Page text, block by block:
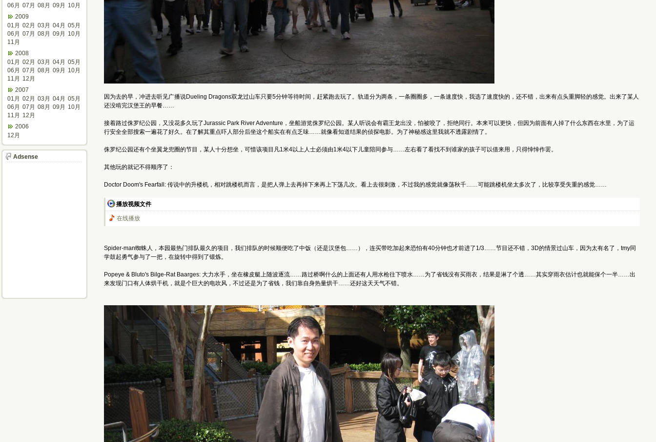
因为去的早，冲进去听见广播说Dueling Dragons双龙过山车只要5分钟等待时间，赶紧跑去玩了。轨道分为两条，一条圈圈多，一条速度快，我选了速度快的，还不错，出来有点头重脚轻的感觉。出来了某人
还没啃完汉堡王的早餐……
接着路过侏罗纪公园，又没花多久玩了Jurassic Park River Adventure，坐船游览侏罗纪公园。某人听说会有霸王龙出没，怕被咬了，拒绝同行。本来可以更快，但因为前面有人掉了什么东西在水里，为了运
行安全全部搜索一遍花了好久。在了解其重点吓人部分后坐这个船实在有点乏味……就像看知道结果的侦探电影。为了神秘感这里我就不透露剧情了。
侏罗纪公园还有个坐翼龙兜圈的节目，某人十分想坐，可惜该项目凡1米4以上人士必须由1米4以下儿童陪同参与……左右看了看找不到谁家的孩子可以借来用，只得悻悻作罢。
其他玩的就记不得顺序了：
Doctor Doom's Fearfall: 传说中的升楼机，相对跳楼机而言，是把人弹上去再掉下来再上下荡几次。看上去很刺激，不过我的感觉就像荡秋千……可能跳楼机坐太多次了，比较享受失重的感觉……
播放视频文件
在线播放
Spider-man蜘蛛人，本园最热门排队最久的项目，我们排队的时候顺便吃了中饭（还是汉堡包……），连买带吃加起来恐怕有40分钟也才前进了1/3……节目还不错，3D的情景过山车，因为太有名了，tmy同
学鼓起勇气参与了一把，在旋转中得到了锻炼。
Popeye & Bluto's Bilge-Rat Baarges: 大力水手，坐在橡皮艇上随波逐流……路过桥啊什么的上面还有人用水枪往下喷水……为了省钱没有买雨衣，结果是淋了个透……其实穿雨衣估计也就能保个一半……出
来发现门口有人体烘干机，就是个巨大的电吹风，不过还是为了省钱，我们靠自身热量烘干……还好这天天气不错。
06月 07月 08月 09月
10月
2009
01月 02月 03月 04月 05月
06月 07月 08月 09月
10月
11月
2008
01月 02月 03月 04月 05月
06月 07月 08月 09月
10月
11月
12月
2007
01月 02月 03月 04月 05月
06月 07月 08月 09月
10月
11月
12月
2006
12月
Adsense